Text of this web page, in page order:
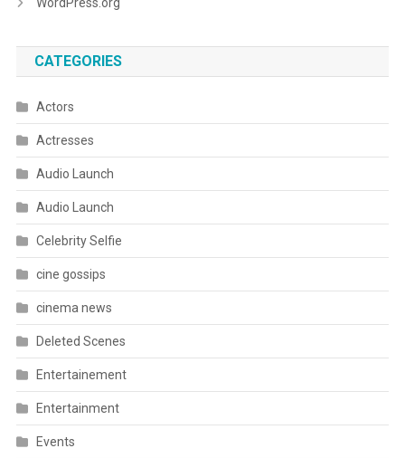
WordPress.org
CATEGORIES
Actors
Actresses
Audio Launch
Audio Launch
Celebrity Selfie
cine gossips
cinema news
Deleted Scenes
Entertainement
Entertainment
Events